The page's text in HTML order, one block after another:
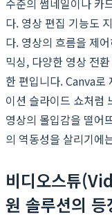
수준의 썸네일이나 카
다. 영상 편집 기능도
다. 영상의 흐름을 제
믹싱, 다양한 영상 전
한 편입니다. Canva로
이션 슬라이드 쇼처럼
영상의 몰입감을 떨어
의 역동성을 살리기에
비디오스튜
원 솔루션의 등